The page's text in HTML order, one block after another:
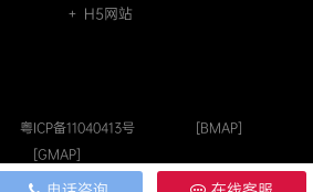
＋ H5网站
粤ICP备11040413号
[BMAP]
[GMAP]